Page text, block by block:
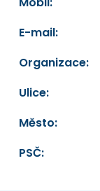
E-mail:
Organizace:
Ulice:
Město:
PSČ: